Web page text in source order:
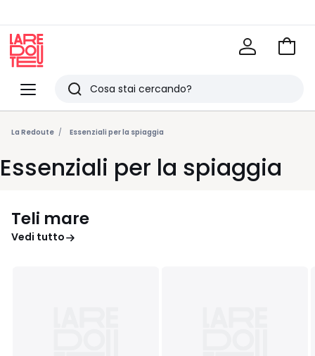
Menu
Redoute
Ricerca
Ultimi
articoli
visti
Vai
La Redoute Essenziali per la spiaggia
Essenziali per la spiaggia
Teli mare
Vedi tutto